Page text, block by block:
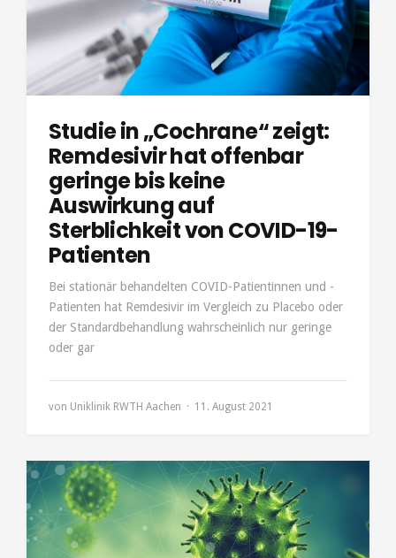
Studie in „Cochrane“ zeigt:
Remdesivir hat offenbar
geringe bis keine
Auswirkung auf
Sterblichkeit von COVID-19-
Patienten
Bei stationär behandelten COVID-Patientinnen und -
Patienten hat Remdesivir im Vergleich zu Placebo oder
der Standardbehandlung wahrscheinlich nur geringe
oder gar
von Uniklinik RWTH Aachen 11. August 2021